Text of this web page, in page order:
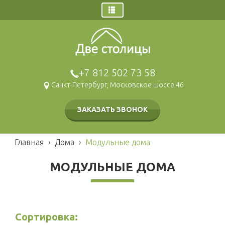
Брусовые дома
Газобетонные дома
Гаражи и навесы
Мобильные
Каркасные
Блок контейнеры
+7 812 502 73 58
Санкт-Петербург, Московское шоссе 46
ЗАКАЗАТЬ ЗВОНОК
Главная › Дома › Модульные дома
МОДУЛЬНЫЕ ДОМА
Сортировка: